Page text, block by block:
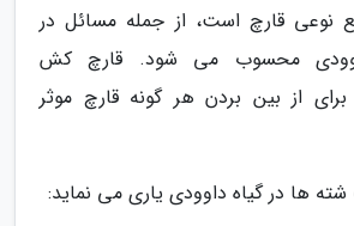
نوعی قارچ است، از جمله مسائل در
محسوب می شود. قارچ کش
برای از بین بردن هر گونه قارچ موثر
ها در گیاه داوودی یاری می نماید: